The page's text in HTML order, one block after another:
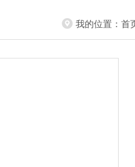
我的位置： 首